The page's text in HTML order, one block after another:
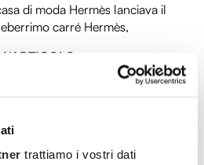
trattiamo i vostri dati
di moda Hermès lanciava il
carré Hermès,